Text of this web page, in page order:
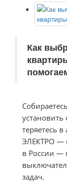
Как
теряетесь
ЭЛЕКТРО —
в России —
задач.